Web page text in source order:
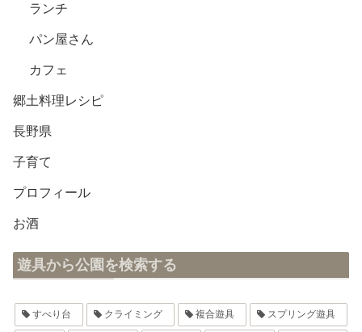
ランチ
パン屋さん
カフェ
郷土料理レシピ
長野県
子育て
プロフィール
お酒
遊具から公園を検索する
すべり台 クライミング 複合遊具 スプリング遊具